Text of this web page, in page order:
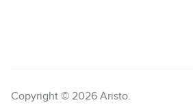
Copyright © 2026 Aristo.